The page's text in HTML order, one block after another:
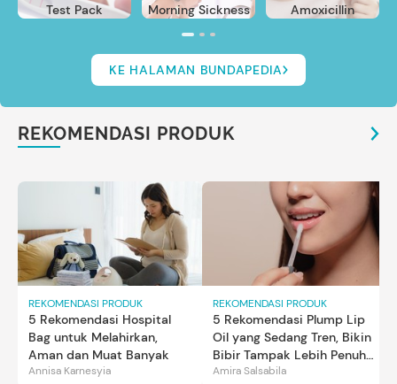
Test Pack Morning Sickness Amoxicillin
KE HALAMAN BUNDAPEDIA
REKOMENDASI PRODUK
REKOMENDASI PRODUK
5 Rekomendasi Hospital
Bag untuk Melahirkan,
Aman dan Muat Banyak
Annisa Karnesyia
REKOMENDASI PRODUK
5 Rekomendasi Plump Lip
Oil yang Sedang Tren, Bikin
Bibir Tampak Lebih Penuh
dan Berkilau
Amira Salsabila